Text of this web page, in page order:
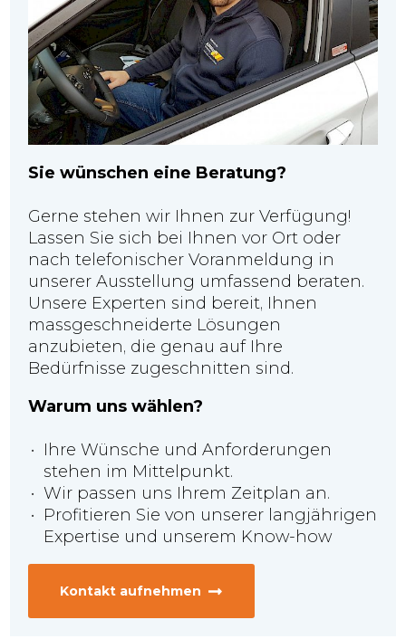
Sie wünschen eine Beratung?
Gerne stehen wir Ihnen zur Verfügung!
Lassen Sie sich bei Ihnen vor Ort oder
nach telefonischer Voranmeldung in
unserer Ausstellung umfassend beraten.
Unsere Experten sind bereit, Ihnen
massgeschneiderte Lösungen
anzubieten, die genau auf Ihre
Bedürfnisse zugeschnitten sind.
Warum uns wählen?
Ihre Wünsche und Anforderungen
stehen im Mittelpunkt.
Wir passen uns Ihrem Zeitplan an.
Profitieren Sie von unserer langjährigen
Expertise und unserem Know-how
Kontakt aufnehmen